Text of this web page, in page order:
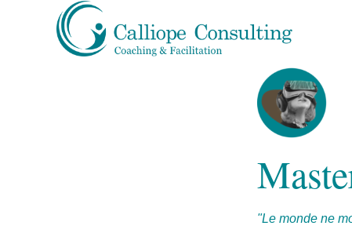
"Le monde ne